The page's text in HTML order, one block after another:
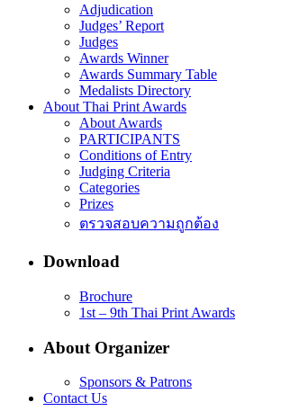
Adjudication
Judges’ Report
Judges
Awards Winner
Awards Summary Table
Medalists Directory
About Thai Print Awards
About Awards
PARTICIPANTS
Conditions of Entry
Judging Criteria
Categories
Prizes
ตรวจสอบความถูกต้อง
Download
Brochure
1st – 9th Thai Print Awards
About Organizer
Sponsors & Patrons
Contact Us